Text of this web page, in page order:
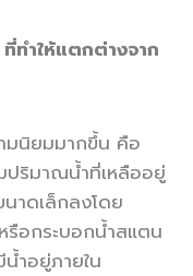
ทำให้แตกต่างจาก
มนิยมมากขึ้น คือ
ปริมาณน้ำที่เหลืออยู่
นาดเล็กลงโดย
อกระบอกน้ำสแตน
ำอยู่ภายใน